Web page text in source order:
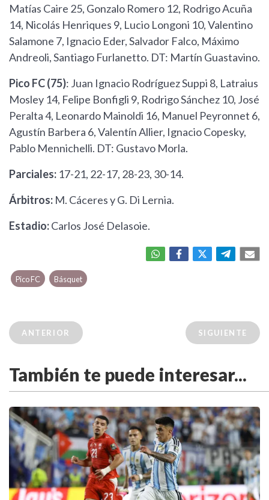
Matías Caire 25, Gonzalo Romero 12, Rodrigo Acuña
14, Nicolás Henriques 9, Lucio Longoni 10, Valentino
Salamone 7, Ignacio Eder, Salvador Falco, Máximo
Andreoli, Santiago Furlanetto. DT: Martín Guastavino.
Pico FC (75): Juan Ignacio Rodríguez Suppi 8, Latraius
Mosley 14, Felipe Bonfigli 9, Rodrigo Sánchez 10, José
Peralta 4, Leonardo Mainoldi 16, Manuel Peyronnet 6,
Agustín Barbera 6, Valentín Allier, Ignacio Copesky,
Pablo Mennichelli. DT: Gustavo Morla.
Parciales: 17-21, 22-17, 28-23, 30-14.
Árbitros: M. Cáceres y G. Di Lernia.
Estadio:Carlos José Delasoie.
Pico FC Básquet
ANTERIOR SIGUIENTE
También te puede interesar...